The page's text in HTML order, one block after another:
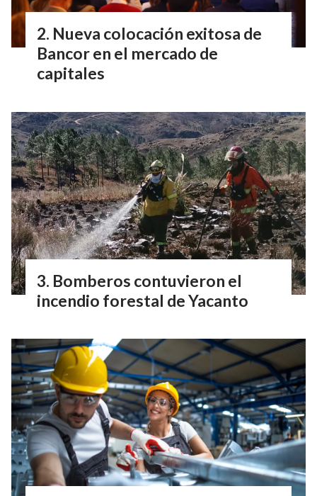
Nueva colocación exitosa de
Bancor en el mercado de
capitales
Bomberos contuvieron el
incendio forestal de Yacanto